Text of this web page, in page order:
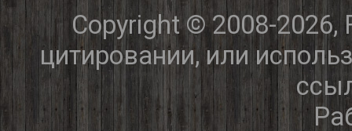
Copyright © 2008-
цитировании, или